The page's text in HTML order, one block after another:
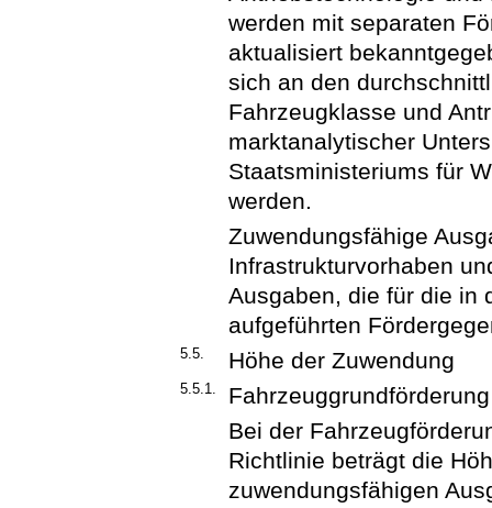
werden mit separaten
aktualisiert
sich an den
Fahrzeugklasse und
marktanalytischer
Staatsministeriums für
werden.
Zuwendungsfähige
Infrastrukturvorhaben
Ausgaben, die für die in
aufgeführten
5.5. Höhe der Zuwendung
5.5.1.
Fahrzeuggrundförderung
Bei der
Richtlinie beträgt die
zuwendungsfähigen